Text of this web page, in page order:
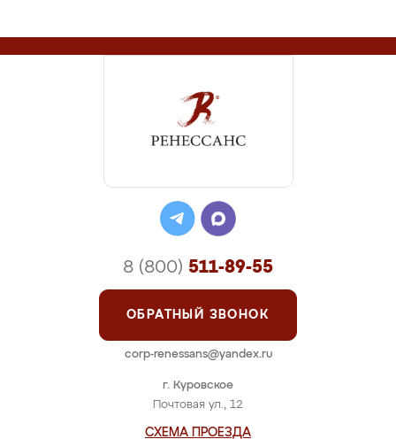
г. Куровское
Почтовая ул., 12
СХЕМА ПРОЕЗДА
8 (800) 511-89-55
ОБРАТНЫЙ ЗВОНОК
corp-renessans@yandex.ru